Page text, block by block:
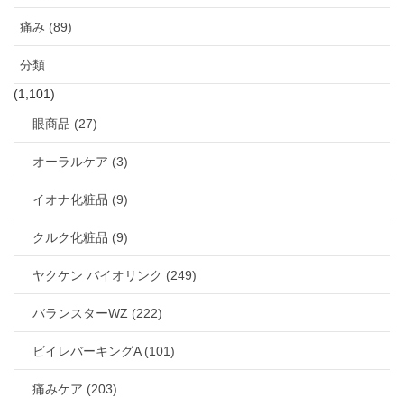
痛み (89)
分類
(1,101)
眼商品 (27)
オーラルケア (3)
イオナ化粧品 (9)
クルク化粧品 (9)
ヤクケン バイオリンク (249)
バランスターWZ (222)
ビイレバーキングA (101)
痛みケア (203)